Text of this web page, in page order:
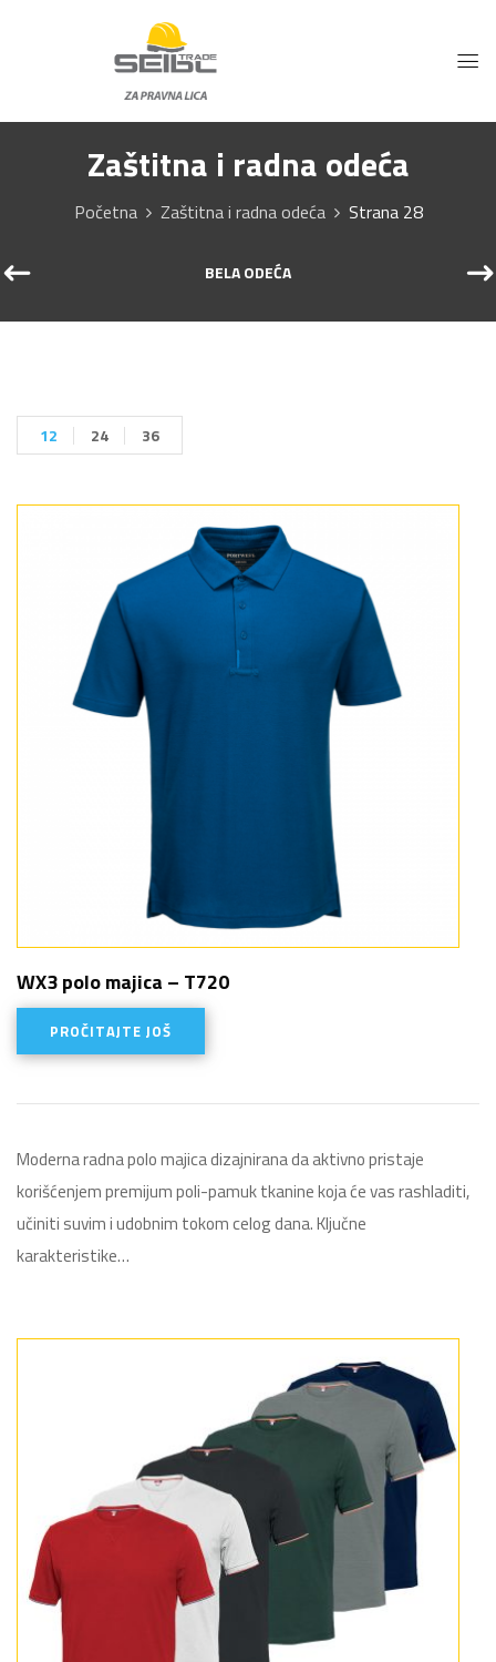
Zaštitna i radna odeća
Početna Zaštitna i radna odeća Strana 28
BELA ODEĆA
12 24 36
WX3 polo majica – T720
PROČITAJTE JOŠ
Moderna radna polo majica dizajnirana da aktivno pristaje
korišćenjem premijum poli-pamuk tkanine koja će vas rashladiti,
učiniti suvim i udobnim tokom celog dana. Ključne
karakteristike…